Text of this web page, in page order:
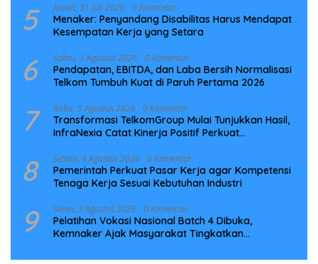
5 Jumat, 31 Juli 2026 0 Komentar
Menaker: Penyandang Disabilitas Harus Mendapat
Kesempatan Kerja yang Setara
6 Sabtu, 1 Agustus 2026 0 Komentar
Pendapatan, EBITDA, dan Laba Bersih Normalisasi
Telkom Tumbuh Kuat di Paruh Pertama 2026
7 Rabu, 5 Agustus 2026 0 Komentar
Transformasi TelkomGroup Mulai Tunjukkan Hasil,
InfraNexia Catat Kinerja Positif Perkuat
8 Selasa, 4 Agustus 2026 0 Komentar
Pemerintah Perkuat Pasar Kerja agar Kompetensi
Tenaga Kerja Sesuai Kebutuhan Industri
9 Senin, 3 Agustus 2026 0 Komentar
Pelatihan Vokasi Nasional Batch 4 Dibuka,
Kemnaker Ajak Masyarakat Tingkatkan